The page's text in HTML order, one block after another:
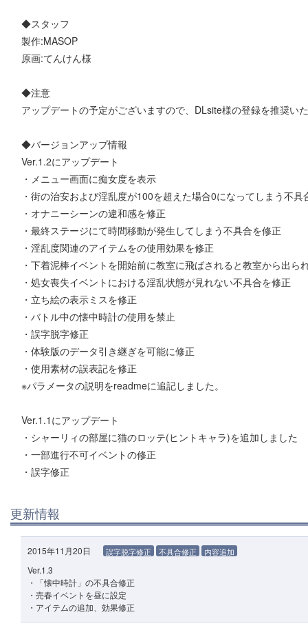
◆スタッフ
製作:MASOP
原画:てんけん様
◆注意
アップデートの予定がございますので、DLsite様の登録を推奨い
◆バージョンアップ情報
Ver.1.2にアップデート
・メニュー画面に痴女度を表示
・街の治安および淫乱度が100を超えた場合0になってしまう不具
・オナニーシーンの違和感を修正
・最終ステージにて時間移動が発生してしまう不具合を修正
・淫乱度関連のアイテムをの使用効果を修正
・下着泥棒イベントを開始前に教室に飛ばされると教室から出ら
・処女喪失イベントにおける淫乱状態が見れない不具合を修正
・立ち絵の表示ミスを修正
・バトル中の懐中時計の使用を禁止
・誤字脱字修正
・体験版のデータ引き継ぎを可能に修正
・使用素材の誤表記を修正
※パラメータの説明をreadmeに追記しました。
Ver.1.1にアップデート
・シャーリィの部屋に猫のロッテ(ヒントキャラ)を追加しました
・一部進行不可イベントの修正
・誤字修正
更新情報
2015年11月20日 誤字脱字修正 不具合修正 内容追加
Ver.1.3
・「懐中時計」の不具合修正
・売春イベントを昼に設定
・アイテムの追加、効果修正